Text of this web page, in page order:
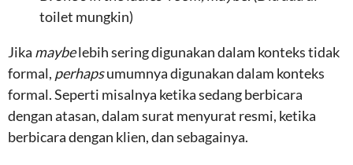
toilet mungkin)
Jika maybelebih sering digunakan dalam konteks tidak
formal, perhapsumumnya digunakan dalam konteks
formal. Seperti misalnya ketika sedang berbicara
dengan atasan, dalam surat menyurat resmi, ketika
berbicara dengan klien, dan sebagainya.